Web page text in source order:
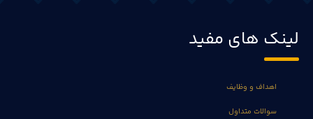
لینک های مفید
اهداف و وظایف
سوالات متداول